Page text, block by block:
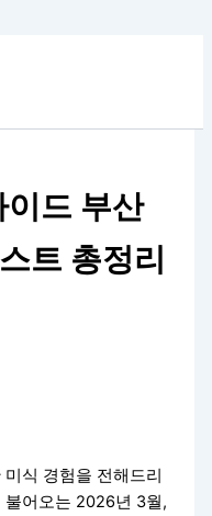
드 부산
트 총정리
식 경험을 전해드리
불어오는 2026년 3월,